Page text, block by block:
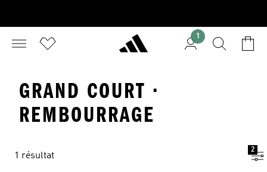
1
GRAND COURT ·
REMBOURRAGE
1 résultat
2